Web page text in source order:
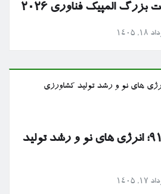
المپیک فناوری ۲۰۲۶
۱۴۰۵
گزارش خط رند ۹۱۲؛ انرژی های نو و رشد تولید
۱۴۰۵